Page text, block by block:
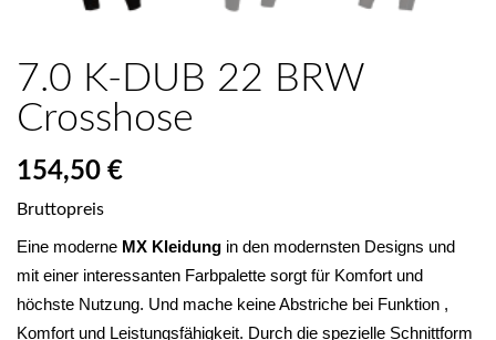
7.0 K-DUB 22 BRW
Crosshose
154,50 €
Bruttopreis
Eine moderne MX Kleidung in den modernsten Designs und
mit einer interessanten Farbpalette sorgt für Komfort und
höchste Nutzung. Und mache keine Abstriche bei Funktion ,
Komfort und Leistungsfähigkeit. Durch die spezielle Schnittform